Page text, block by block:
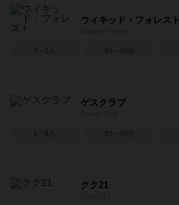
ウィキッド・フォレスト
3～5人 30～40分
ゲスクラブ
2～8人 20～30分
クク21